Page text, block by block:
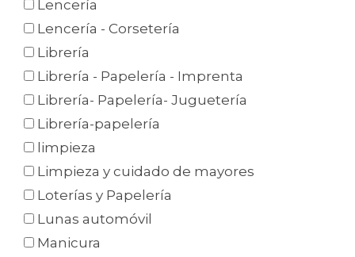
Lencería
Lencería - Corsetería
Librería
Librería - Papelería - Imprenta
Librería- Papelería- Juguetería
Librería-papelería
limpieza
Limpieza y cuidado de mayores
Loterías y Papelería
Lunas automóvil
Manicura